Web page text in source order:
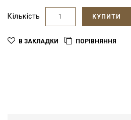
Кількість КУПИТИ
В ЗАКЛАДКИ ПОРІВНЯННЯ